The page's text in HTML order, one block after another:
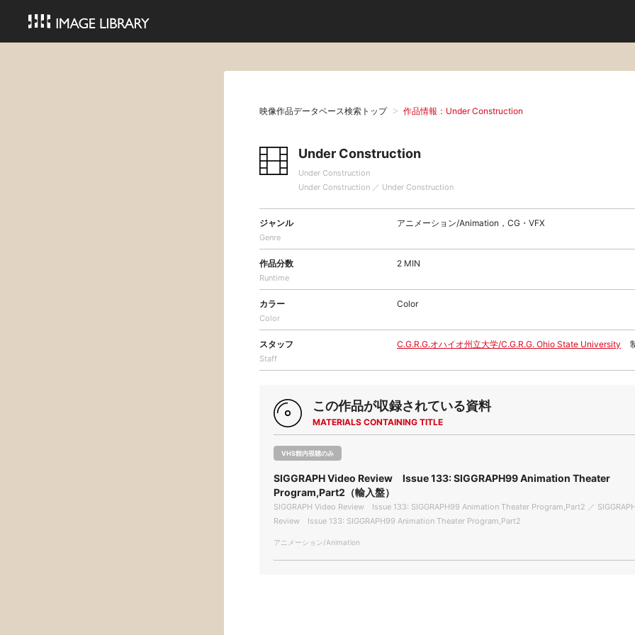
映像作品データベース検索トップ 作品情報：Under Construction
Under Construction
Under Construction
Under Construction ／ Under Construction
ジャンル
Genre
アニメーション/Animation，CG・VFX
作品分数
Runtime
2 MIN
カラー
Color
Color
スタッフ
Staff
C.G.R.G.オハイオ州立大学/C.G.R.G. Ohio State University
この作品が収録されている資料
MATERIALS CONTAINING TITLE
VHS館内視聴のみ
SIGGRAPH Video Review Issue 133: SIGGRAPH99 Animation Theater
Program,Part2（輸入盤）
SIGGRAPH Video Review Issue 133: SIGGRAPH99 Animation Theater Program,Part2 ／
Review Issue 133: SIGGRAPH99 Animation Theater Program,Part2
アニメーション/Animation